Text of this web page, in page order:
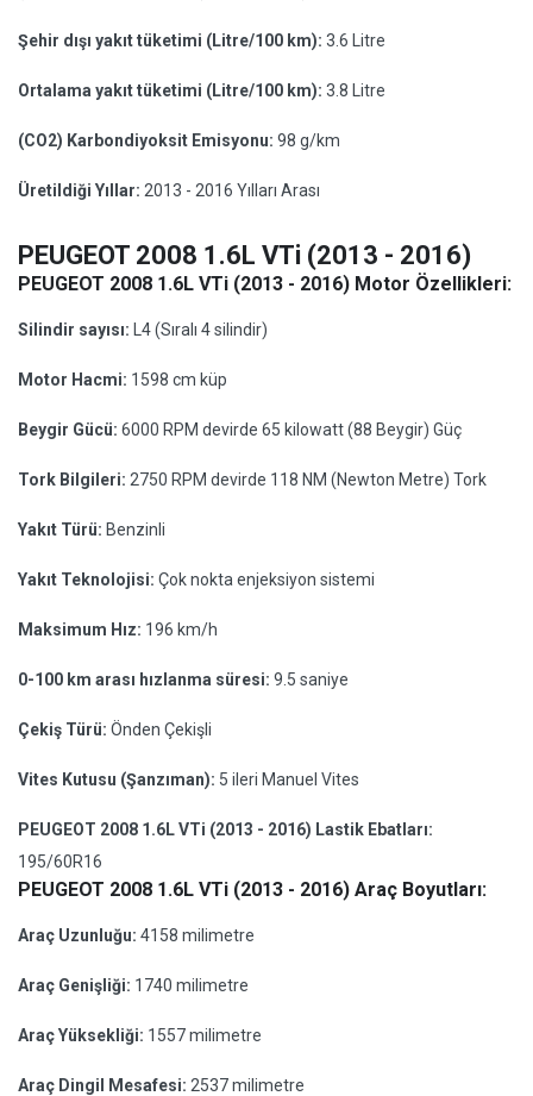
Şehir dışı yakıt tüketimi (Litre/100 km): 3.6 Litre
Ortalama yakıt tüketimi (Litre/100 km): 3.8 Litre
(CO2) Karbondiyoksit Emisyonu: 98 g/km
Üretildiği Yıllar: 2013 - 2016 Yılları Arası
PEUGEOT 2008 1.6L VTi (2013 - 2016)
PEUGEOT 2008 1.6L VTi (2013 - 2016) Motor Özellikleri:
Silindir sayısı: L4 (Sıralı 4 silindir)
Motor Hacmi: 1598 cm küp
Beygir Gücü: 6000 RPM devirde 65 kilowatt (88 Beygir) Güç
Tork Bilgileri: 2750 RPM devirde 118 NM (Newton Metre) Tork
Yakıt Türü: Benzinli
Yakıt Teknolojisi: Çok nokta enjeksiyon sistemi
Maksimum Hız: 196 km/h
0-100 km arası hızlanma süresi: 9.5 saniye
Çekiş Türü: Önden Çekişli
Vites Kutusu (Şanzıman): 5 ileri Manuel Vites
PEUGEOT 2008 1.6L VTi (2013 - 2016) Lastik Ebatları:
195/60R16
PEUGEOT 2008 1.6L VTi (2013 - 2016) Araç Boyutları:
Araç Uzunluğu: 4158 milimetre
Araç Genişliği: 1740 milimetre
Araç Yüksekliği: 1557 milimetre
Araç Dingil Mesafesi: 2537 milimetre